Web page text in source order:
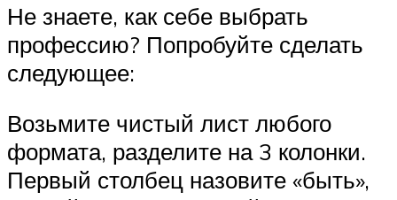
Не знаете, как себе выбрать
профессию? Попробуйте сделать
следующее:
Возьмите чистый лист любого
формата, разделите на 3 колонки.
Первый столбец назовите «быть»,